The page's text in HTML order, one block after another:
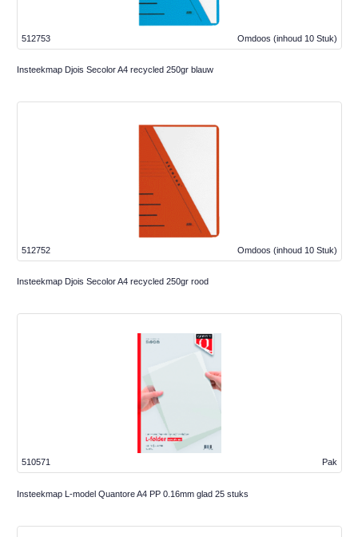
Omdoos (inhoud 10 Stuk)
512753
Insteekmap Djois Secolor A4 recycled 250gr blauw
Omdoos (inhoud 10 Stuk)
512752
Insteekmap Djois Secolor A4 recycled 250gr rood
Pak
510571
Insteekmap L-model Quantore A4 PP 0.16mm glad 25 stuks